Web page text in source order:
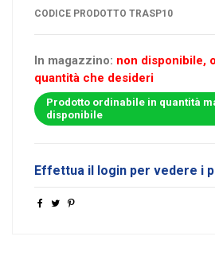
CODICE PRODOTTO TRASP10
In magazzino: non disponibile,
quantità che desideri
Prodotto ordinabile in quantità
disponibile
Effettua il login per vedere i